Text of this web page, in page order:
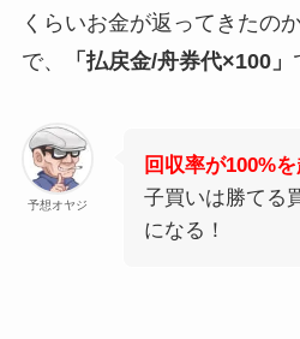
くらいお金が返ってきたの
で、
「払戻金/舟券代×100」
予想オヤジ
回収率が100%を
子買いは勝てる
になる！